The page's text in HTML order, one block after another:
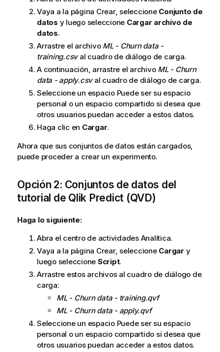
Vaya a la página Crear, seleccione Conjunto de
datos y luego seleccione Cargar archivo de
datos.
Arrastre el archivo ML - Churn data -
training.csval cuadro de diálogo de carga.
A continuación, arrastre el archivo ML - Churn
data - apply.csval cuadro de diálogo de carga.
Seleccione un espacio Puede ser su espacio
personal o un espacio compartido si desea que
otros usuarios puedan acceder a estos datos.
Haga clic en Cargar.
Ahora que sus conjuntos de datos están cargados,
puede proceder a crear un experimento.
Opción 2: Conjuntos de datos del
tutorial de Qlik Predict (QVD)
Haga lo siguiente:
Abra el centro de actividades Analítica.
Vaya a la página Crear, seleccione Cargar y
luego seleccione Script.
Arrastre estos archivos al cuadro de diálogo de
carga:
ML - Churn data - training.qvf
ML - Churn data - apply.qvf
Seleccione un espacio Puede ser su espacio
personal o un espacio compartido si desea que
otros usuarios puedan acceder a estos datos.